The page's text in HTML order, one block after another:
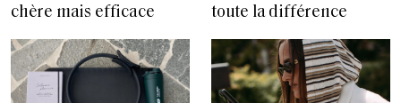
chère mais efficace
toute la différence